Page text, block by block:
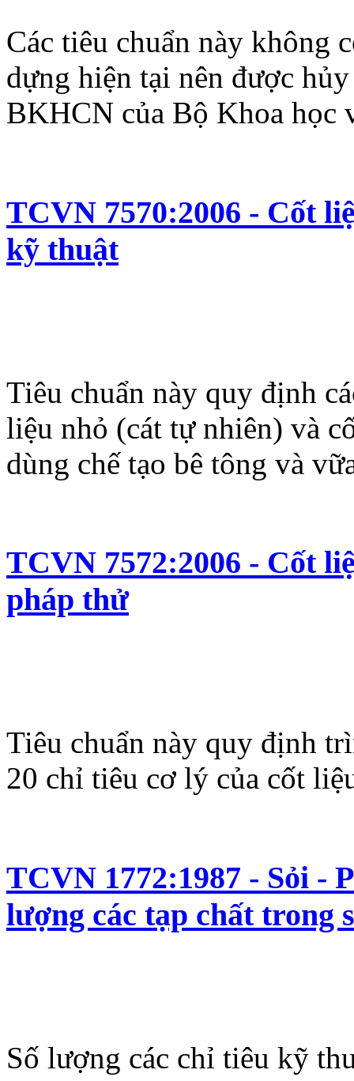
Các tiêu chuẩn này không
dựng hiện tại nên được
BKHCN của Bộ Khoa học
TCVN 7570:2006 - Cốt
kỹ thuật
Tiêu chuẩn này quy định
liệu nhỏ (cát tự nhiên) và
dùng chế tạo bê tông và
TCVN 7572:2006 - Cốt
pháp thử
Tiêu chuẩn này quy định
20 chỉ tiêu cơ lý của cốt
TCVN 1772:1987 - Sỏi -
lượng các tạp chất trong
Số lượng các chỉ tiêu kỹ